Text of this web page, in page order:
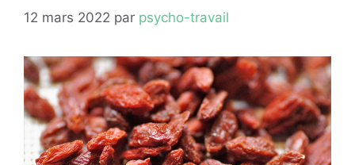
12 mars 2022 par psycho-travail